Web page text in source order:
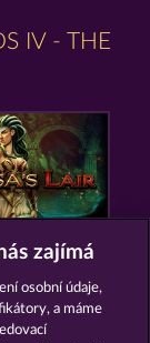
IV - THE
zajímá
osobní údaje,
a máme